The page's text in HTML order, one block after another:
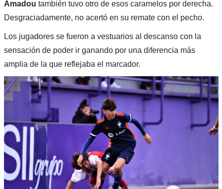
Amadou también tuvo otro de esos caramelos por derecha.
Desgraciadamente, no acertó en su remate con el pecho.
Los jugadores se fueron a vestuarios al descanso con la
sensación de poder ir ganando por una diferencia más
amplia de la que reflejaba el marcador.